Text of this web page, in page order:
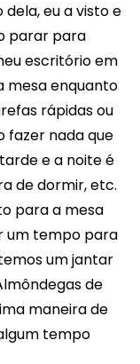
eu a visto e
parar para
escritório em
mesa enquanto
rápidas ou
fazer nada que
e a noite é
de dormir, etc.
para a mesa
um tempo para
um jantar
de
maneira de
tempo